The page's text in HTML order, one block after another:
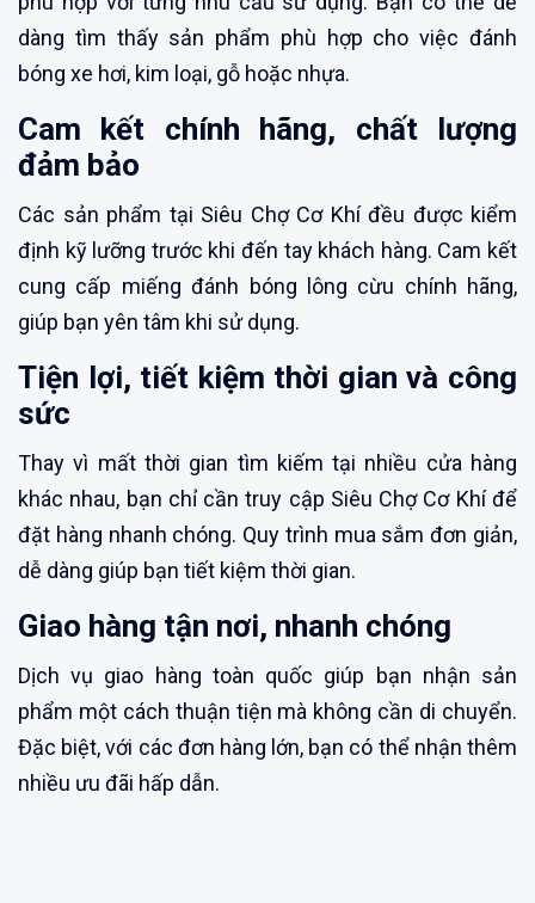
dàng tìm thấy sản phẩm phù hợp cho việc đánh
bóng xe hơi, kim loại, gỗ hoặc nhựa.
Cam kết chính hãng, chất lượng
đảm bảo
Các sản phẩm tại Siêu Chợ Cơ Khí đều được kiểm
định kỹ lưỡng trước khi đến tay khách hàng. Cam kết
cung cấp miếng đánh bóng lông cừu chính hãng,
giúp bạn yên tâm khi sử dụng.
Tiện lợi, tiết kiệm thời gian và công
sức
Thay vì mất thời gian tìm kiếm tại nhiều cửa hàng
khác nhau, bạn chỉ cần truy cập Siêu Chợ Cơ Khí để
đặt hàng nhanh chóng. Quy trình mua sắm đơn giản,
dễ dàng giúp bạn tiết kiệm thời gian.
Giao hàng tận nơi, nhanh chóng
Dịch vụ giao hàng toàn quốc giúp bạn nhận sản
phẩm một cách thuận tiện mà không cần di chuyển.
Đặc biệt, với các đơn hàng lớn, bạn có thể nhận thêm
nhiều ưu đãi hấp dẫn.